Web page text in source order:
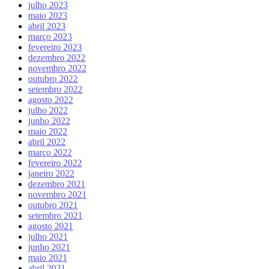
julho 2023
maio 2023
abril 2023
março 2023
fevereiro 2023
dezembro 2022
novembro 2022
outubro 2022
setembro 2022
agosto 2022
julho 2022
junho 2022
maio 2022
abril 2022
março 2022
fevereiro 2022
janeiro 2022
dezembro 2021
novembro 2021
outubro 2021
setembro 2021
agosto 2021
julho 2021
junho 2021
maio 2021